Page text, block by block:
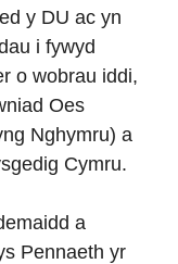
y DU ac yn
i fywyd
o wobrau iddi,
Oes
Nghymru) a
Cymru.
a
Pennaeth yr